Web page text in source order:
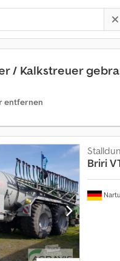
/ Kalkstreuer
entfernen
Briri